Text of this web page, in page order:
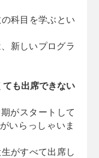
科目を学ぶとい
新しいプログラ
ても出席できない
がスタートして
いらっしゃいま
がすべて出席し